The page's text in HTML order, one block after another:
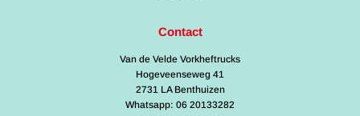
Contact
Van de Velde Vorkheftrucks
Hogeveenseweg 41
2731 LA Benthuizen
Whatsapp: 06 20133282